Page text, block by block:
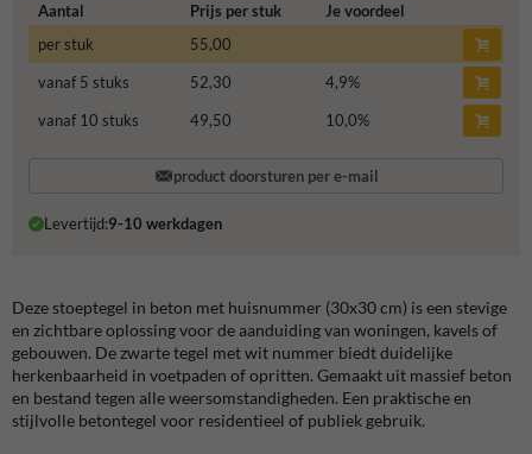
Aantal Prijs per stuk
Je voordeel
per stuk
55,00
vanaf 5 stuks
52,30 4,9%
vanaf 10 stuks
49,50 10,0%
product doorsturen per e-mail
Levertijd:9-10 werkdagen
Deze stoeptegel in beton met huisnummer (30x30 cm) is een stevige
en zichtbare oplossing voor de aanduiding van woningen, kavels of
gebouwen. De zwarte tegel met wit nummer biedt duidelijke
herkenbaarheid in voetpaden of opritten. Gemaakt uit massief beton
en bestand tegen alle weersomstandigheden. Een praktische en
stijlvolle betontegel voor residentieel of publiek gebruik.